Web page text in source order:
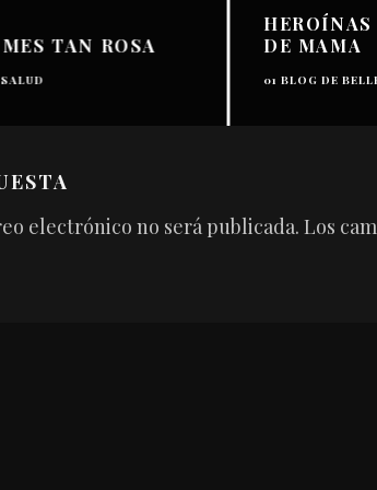
TAN ROSA
SALUD
HEROÍNAS
DE MAMA
01 BLOG DE
electrónico no será publicada. Los